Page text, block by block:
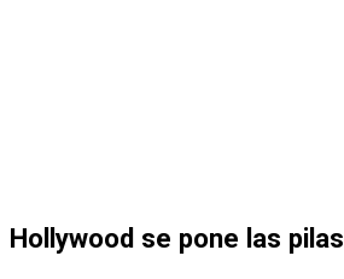
Hollywood se pone las pilas